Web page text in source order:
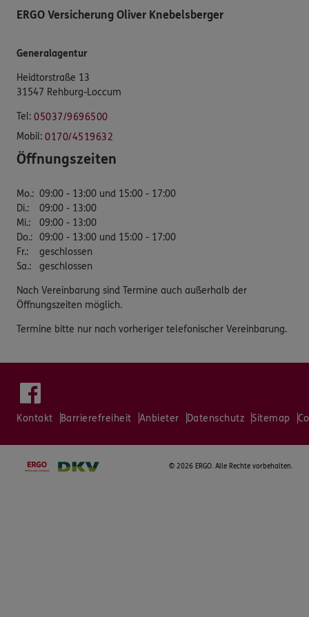
ERGO Versicherung Oliver Knebelsberger
Generalagentur
Heidtorstraße 13
31547 Rehburg-Loccum
Tel: 05037/9696500
Mobil: 0170/4519632
Öffnungszeiten
Mo.: 09:00 - 13:00 und 15:00 - 17:00
Di.:
09:00 - 13:00
Mi.:
09:00 - 13:00
Do.: 09:00 - 13:00 und 15:00 - 17:00
Fr.:
geschlossen
Sa.: geschlossen
Nach Vereinbarung sind Termine auch außerhalb der
Öffnungszeiten möglich.
Termine bitte nur nach vorheriger telefonischer Vereinbarung.
Kontakt Barrierefreiheit Anbieter Datenschutz Sitemap
© 2026 ERGO. Alle Rechte vorbehalten.